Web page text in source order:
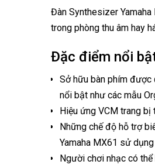
Đàn Synthesizer
trong phòng thu âm hay
Đặc điểm nổi
Sở hữu bàn phím được
nổi bật như các mẫu
Hiệu ứng VCM trang bị
Những chế độ hỗ trợ
Yamaha MX61 sử
Người chơi nhạc có